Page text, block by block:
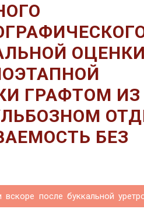
ОЦЕНКИ
ГРАФТОМ ИЗ
БЕЗ
после буккальной